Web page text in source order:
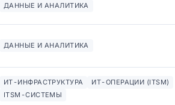
ДАННЫЕ И АНАЛИТИКА
ДАННЫЕ И АНАЛИТИКА
ИТ-ИНФРАСТРУКТУРА
ИТ-ОПЕРАЦИИ (ITSM)
ITSM-СИСТЕМЫ